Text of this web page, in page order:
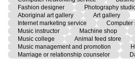
Fashion designer
Photography
Aboriginal art gallery
Art gallery
Internet marketing service
Computer
Music instructor
Machine shop
Music college
Animal feed store
Music management and promotion
Marriage or relationship counselor